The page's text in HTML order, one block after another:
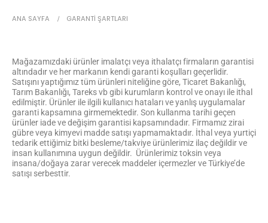
ANA SAYFA GARANTI ŞARTLARI
Mağazamızdaki ürünler imalatçı veya ithalatçı firmaların garantisi
altındadır ve her markanın kendi garanti koşulları geçerlidir.
Satışını yaptığımız tüm ürünleri niteliğine göre, Ticaret Bakanlığı,
Tarım Bakanlığı, Tareks vb gibi kurumların kontrol ve onayı ile ithal
edilmiştir. Ürünler ile ilgili kullanıcı hataları ve yanlış uygulamalar
garanti kapsamına girmemektedir. Son kullanma tarihi geçen
ürünler iade ve değişim garantisi kapsamındadır. Firmamız zirai
gübre veya kimyevi madde satışı yapmamaktadır. İthal veya yurtiçi
tedarik ettiğimiz bitki besleme/takviye ürünlerimiz ilaç değildir ve
insan kullanımına uygun değildir. Ürünlerimiz toksin veya
insana/doğaya zarar verecek maddeler içermezler ve Türkiye’de
satışı serbesttir.